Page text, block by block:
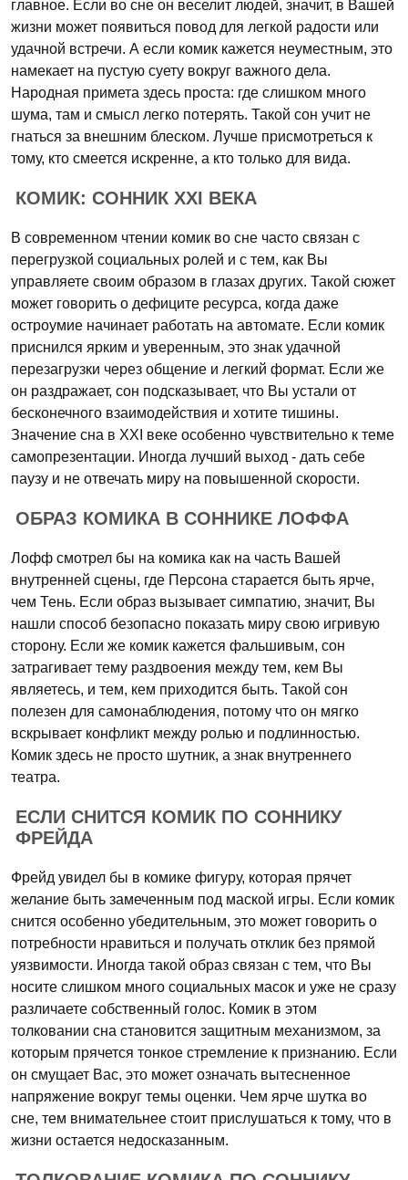
главное. Если во сне он веселит людей, значит, в Вашей
жизни может появиться повод для легкой радости или
удачной встречи. А если комик кажется неуместным, это
намекает на пустую суету вокруг важного дела.
Народная примета здесь проста: где слишком много
шума, там и смысл легко потерять. Такой сон учит не
гнаться за внешним блеском. Лучше присмотреться к
тому, кто смеется искренне, а кто только для вида.
КОМИК: СОННИК XXI ВЕКА
В современном чтении комик во сне часто связан с
перегрузкой социальных ролей и с тем, как Вы
управляете своим образом в глазах других. Такой сюжет
может говорить о дефиците ресурса, когда даже
остроумие начинает работать на автомате. Если комик
приснился ярким и уверенным, это знак удачной
перезагрузки через общение и легкий формат. Если же
он раздражает, сон подсказывает, что Вы устали от
бесконечного взаимодействия и хотите тишины.
Значение сна в XXI веке особенно чувствительно к теме
самопрезентации. Иногда лучший выход - дать себе
паузу и не отвечать миру на повышенной скорости.
ОБРАЗ КОМИКА В СОННИКЕ ЛОФФА
Лофф смотрел бы на комика как на часть Вашей
внутренней сцены, где Персона старается быть ярче,
чем Тень. Если образ вызывает симпатию, значит, Вы
нашли способ безопасно показать миру свою игривую
сторону. Если же комик кажется фальшивым, сон
затрагивает тему раздвоения между тем, кем Вы
являетесь, и тем, кем приходится быть. Такой сон
полезен для самонаблюдения, потому что он мягко
вскрывает конфликт между ролью и подлинностью.
Комик здесь не просто шутник, а знак внутреннего
театра.
ЕСЛИ СНИТСЯ КОМИК ПО СОННИКУ
ФРЕЙДА
Фрейд увидел бы в комике фигуру, которая прячет
желание быть замеченным под маской игры. Если комик
снится особенно убедительным, это может говорить о
потребности нравиться и получать отклик без прямой
уязвимости. Иногда такой образ связан с тем, что Вы
носите слишком много социальных масок и уже не сразу
различаете собственный голос. Комик в этом
толковании сна становится защитным механизмом, за
которым прячется тонкое стремление к признанию. Если
он смущает Вас, это может означать вытесненное
напряжение вокруг темы оценки. Чем ярче шутка во
сне, тем внимательнее стоит прислушаться к тому, что в
жизни остается недосказанным.